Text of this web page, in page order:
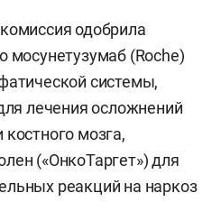
одобрила
мосунетузумаб (Roche)
системы,
лечения осложнений
мозга,
(«ОнкоТаргет») для
реакций на наркоз